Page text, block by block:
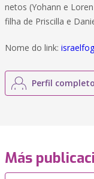
netos (Yohann e
filha de Priscilla e
Nome do link:
Perfil completo
Más